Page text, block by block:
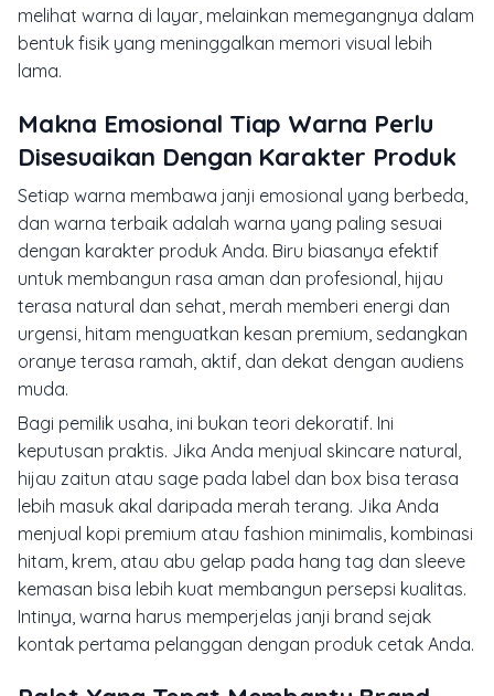
melihat warna di layar, melainkan memegangnya dalam
bentuk fisik yang meninggalkan memori visual lebih
lama.
Makna Emosional Tiap Warna Perlu
Disesuaikan Dengan Karakter Produk
Setiap warna membawa janji emosional yang berbeda,
dan warna terbaik adalah warna yang paling sesuai
dengan karakter produk Anda. Biru biasanya efektif
untuk membangun rasa aman dan profesional, hijau
terasa natural dan sehat, merah memberi energi dan
urgensi, hitam menguatkan kesan premium, sedangkan
oranye terasa ramah, aktif, dan dekat dengan audiens
muda.
Bagi pemilik usaha, ini bukan teori dekoratif. Ini
keputusan praktis. Jika Anda menjual skincare natural,
hijau zaitun atau sage pada label dan box bisa terasa
lebih masuk akal daripada merah terang. Jika Anda
menjual kopi premium atau fashion minimalis, kombinasi
hitam, krem, atau abu gelap pada hang tag dan sleeve
kemasan bisa lebih kuat membangun persepsi kualitas.
Intinya, warna harus memperjelas janji brand sejak
kontak pertama pelanggan dengan produk cetak Anda.